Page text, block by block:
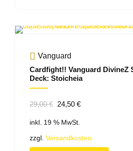
Vanguard
Cardfight!! Vanguard DivineZ
Deck: Stoicheia
29,00€ Ursprünglicher
war:
29,00 €
24,50 €Aktueller
24,50 €.
inkl. 19 % MwSt.
zzgl. Versandkosten